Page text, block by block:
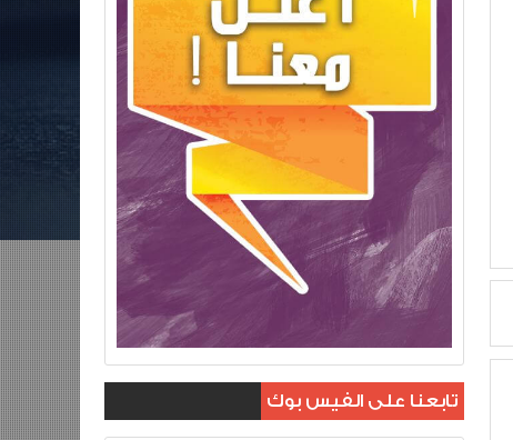
تابعنا على الفيس بوك